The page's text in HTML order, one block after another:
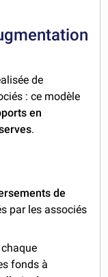
de
: ce modèle
en
.
de
par les associés
fonds à